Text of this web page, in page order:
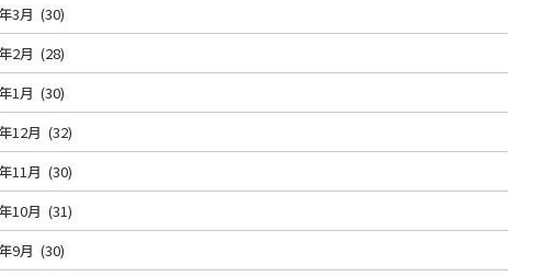
3月 (30)
2月 (28)
1月 (30)
12月 (32)
11月 (30)
10月 (31)
9月 (30)